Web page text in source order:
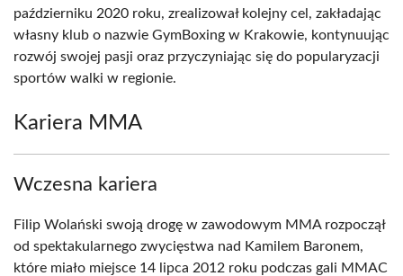
październiku 2020 roku, zrealizował kolejny cel, zakładając
własny klub o nazwie GymBoxing w Krakowie, kontynuując
rozwój swojej pasji oraz przyczyniając się do popularyzacji
sportów walki w regionie.
Kariera MMA
Wczesna kariera
Filip Wolański swoją drogę w zawodowym MMA rozpoczął
od spektakularnego zwycięstwa nad Kamilem Baronem,
które miało miejsce 14 lipca 2012 roku podczas gali MMAC